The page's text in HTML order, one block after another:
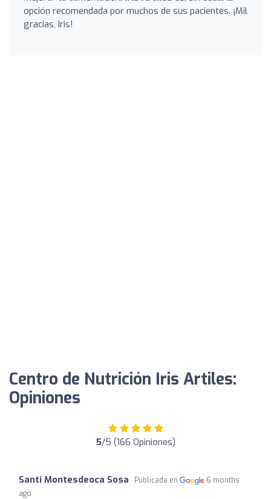
opción recomendada por muchos de sus pacientes. ¡Mil
gracias, Iris!
Centro de Nutrición Iris Artiles:
Opiniones
5/5 (166 Opiniones)
Santi Montesdeoca Sosa Publicada en
6 months
ago